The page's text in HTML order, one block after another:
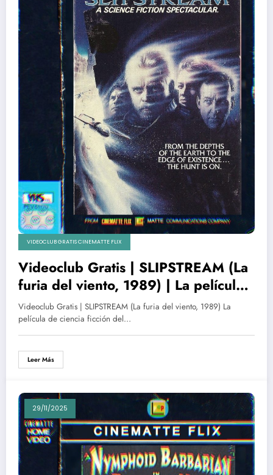
VIDEOCLUB GRATIS CINEMATTE FLIX
Videoclub Gratis | SLIPSTREAM (La
furia del viento, 1989) | La película
de culto y ciencia ficción del equipo
de ‘Star Wars’ y ‘Alien’
Videoclub Gratis | SLIPSTREAM (La furia del viento, 1989) La
película de ciencia ficción del…
Leer Más
29/11/2025